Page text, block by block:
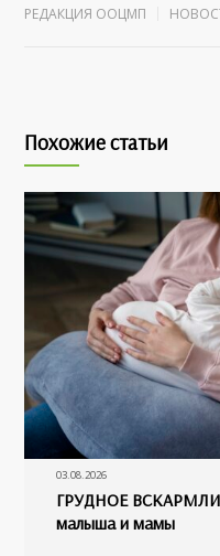
РЕДАКЦИЯ ООЦМП
Похожие статьи
03.08.2026
ГРУДНОЕ
малыша и мамы